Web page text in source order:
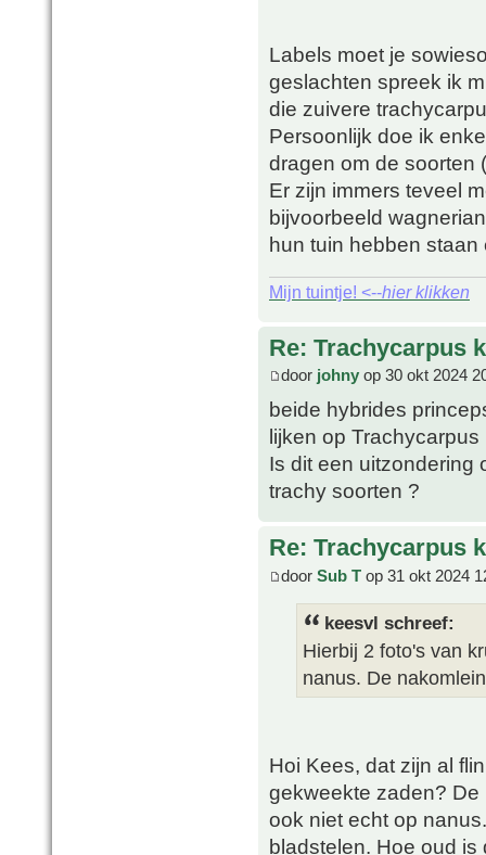
Labels moet je
geslachten spreek ik
die zuivere
Persoonlijk doe ik
dragen om de soorten
Er zijn immers teveel
bijvoorbeeld
hun tuin hebben
Mijn tuintje! <--hier klikken
Re: Trachycarpus
door johny op 30 okt 2024
beide hybrides
lijken op
Is dit een uitzondering
trachy soorten ?
Re: Trachycarpus
door Sub T op 31 okt 2024
keesvl schreef:
Hierbij 2 foto's van
nanus. De
Hoi Kees, dat zijn al
gekweekte zaden?
ook niet echt op
bladstelen. Hoe oud is